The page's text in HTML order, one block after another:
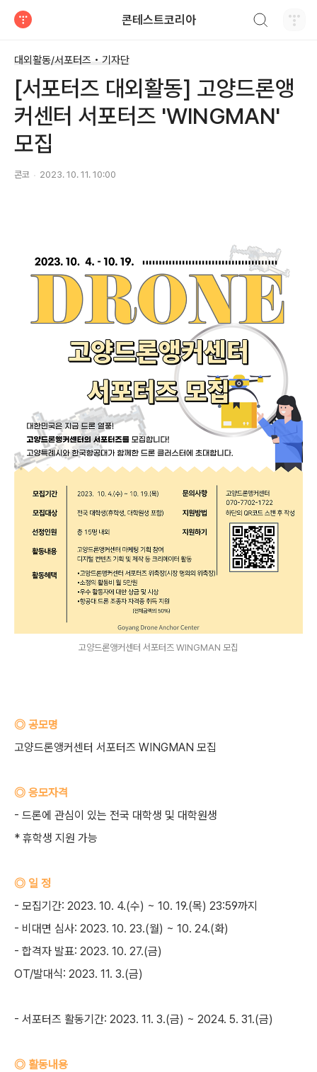
콘테스트코리아
대외활동/서포터즈 • 기자단
[서포터즈 대외활동] 고양드론앵
커센터 서포터즈 'WINGMAN'
모집
콘코 2023. 10. 11. 10:00
고양드론앵커센터 서포터즈 WINGMAN 모집
◎ 공모명
고양드론앵커센터 서포터즈 WINGMAN 모집
◎ 응모자격
- 드론에 관심이 있는 전국 대학생 및 대학원생
* 휴학생 지원 가능
◎ 일 정
- 모집기간: 2023. 10. 4.(수) ~ 10. 19.(목) 23:59까지
- 비대면 심사: 2023. 10. 23.(월) ~ 10. 24.(화)
- 합격자 발표: 2023. 10. 27.(금)
OT/발대식: 2023. 11. 3.(금)
- 서포터즈 활동기간: 2023. 11. 3.(금) ~ 2024. 5. 31.(금)
◎ 활동내용